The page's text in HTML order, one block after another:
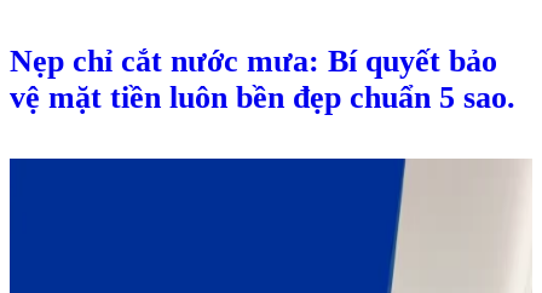
Nẹp chỉ cắt nước mưa: Bí quyết bảo
vệ mặt tiền luôn bền đẹp chuẩn 5 sao.